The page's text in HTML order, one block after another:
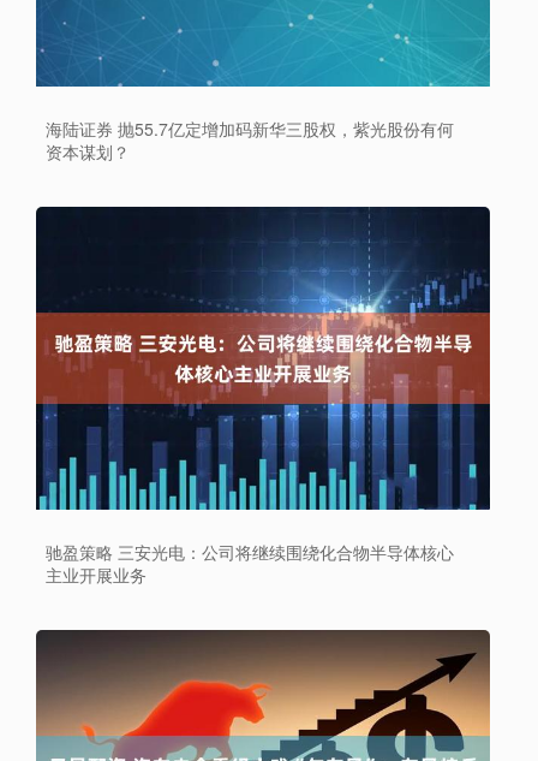
海陆证券 抛55.7亿定增加码新华三股权，紫光股份有何
资本谋划？
驰盈策略 三安光电：公司将继续围绕化合物半导体核心
主业开展业务